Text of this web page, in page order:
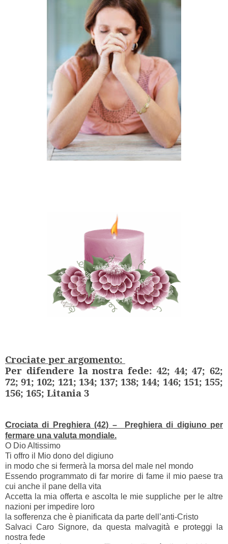
Crociate per argomento:
Per difendere la nostra fede: 42; 44; 47; 62;
72; 91; 102; 121; 134; 137; 138; 144; 146; 151; 155;
156; 165; Litania 3
Crociata di Preghiera (42) – Preghiera di digiuno per
fermare una valuta mondiale.
O Dio Altissimo
Ti offro il Mio dono del digiuno
in modo che si fermerà la morsa del male nel mondo
Essendo programmato di far morire di fame il mio paese tra
cui anche il pane della vita
Accetta la mia offerta e ascolta le mie suppliche per le altre
nazioni per impedire loro
la sofferenza che è pianificata da parte dell’anti-Cristo
Salvaci Caro Signore, da questa malvagità e proteggi la
nostra fede